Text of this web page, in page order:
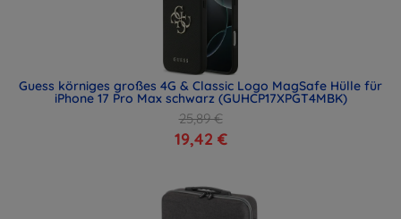
Guess körniges großes 4G & Classic Logo MagSafe Hülle für
iPhone 17 Pro Max schwarz (GUHCP17XPGT4MBK)
25,89 €
19,42 €